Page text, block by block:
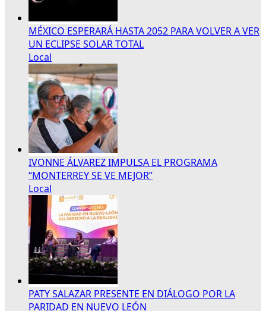
MÉXICO ESPERARÁ HASTA 2052 PARA VOLVER A VER
UN ECLIPSE SOLAR TOTAL
Local
IVONNE ÁLVAREZ IMPULSA EL PROGRAMA
“MONTERREY SE VE MEJOR”
Local
PATY SALAZAR PRESENTE EN DIÁLOGO POR LA
PARIDAD EN NUEVO LEÓN